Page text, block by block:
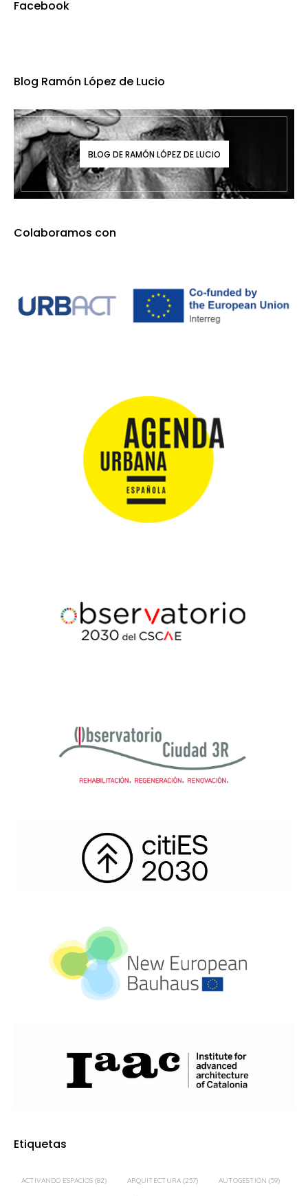
Facebook
Blog Ramón López de Lucio
BLOG DE RAMÓN LÓPEZ DE LUCIO
Colaboramos con
Etiquetas
ACTIVANDO ESPACIOS (82) ARQUITECTURA (257) AUTOGESTIÓN (59)